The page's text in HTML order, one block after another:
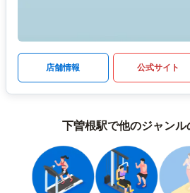
店舗情報 公式サイト
下曽根駅で他のジャン